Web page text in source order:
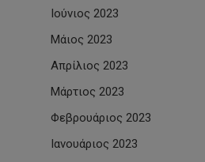
Ιούνιος 2023
Μάιος 2023
Απρίλιος 2023
Μάρτιος 2023
Φεβρουάριος 2023
Ιανουάριος 2023